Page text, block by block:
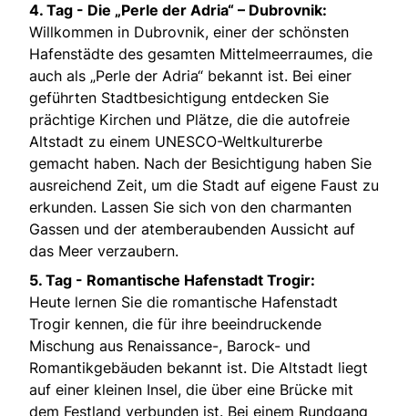
4. Tag - Die „Perle der Adria“ – Dubrovnik:
Willkommen in Dubrovnik, einer der schönsten
Hafenstädte des gesamten Mittelmeerraumes, die
auch als „Perle der Adria“ bekannt ist. Bei einer
geführten Stadtbesichtigung entdecken Sie
prächtige Kirchen und Plätze, die die autofreie
Altstadt zu einem UNESCO-Weltkulturerbe
gemacht haben. Nach der Besichtigung haben Sie
ausreichend Zeit, um die Stadt auf eigene Faust zu
erkunden. Lassen Sie sich von den charmanten
Gassen und der atemberaubenden Aussicht auf
das Meer verzaubern.
5. Tag - Romantische Hafenstadt Trogir:
Heute lernen Sie die romantische Hafenstadt
Trogir kennen, die für ihre beeindruckende
Mischung aus Renaissance-, Barock- und
Romantikgebäuden bekannt ist. Die Altstadt liegt
auf einer kleinen Insel, die über eine Brücke mit
dem Festland verbunden ist. Bei einem Rundgang